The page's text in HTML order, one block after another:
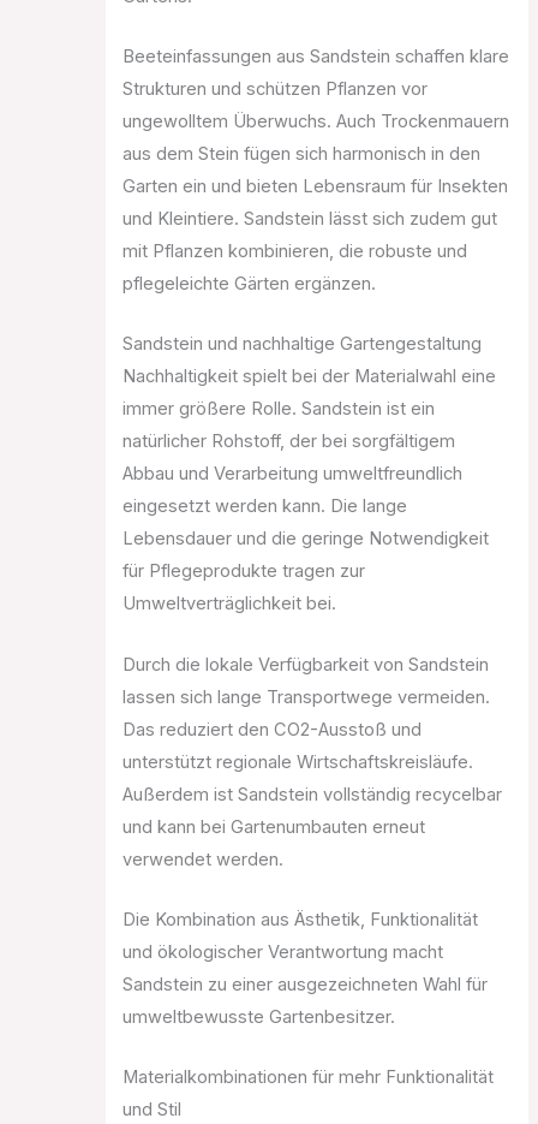
Beeteinfassungen aus Sandstein schaffen klare
Strukturen und schützen Pflanzen vor
ungewolltem Überwuchs. Auch Trockenmauern
aus dem Stein fügen sich harmonisch in den
Garten ein und bieten Lebensraum für Insekten
und Kleintiere. Sandstein lässt sich zudem gut
mit Pflanzen kombinieren, die robuste und
pflegeleichte Gärten ergänzen.
Sandstein und nachhaltige Gartengestaltung
Nachhaltigkeit spielt bei der Materialwahl eine
immer größere Rolle. Sandstein ist ein
natürlicher Rohstoff, der bei sorgfältigem
Abbau und Verarbeitung umweltfreundlich
eingesetzt werden kann. Die lange
Lebensdauer und die geringe Notwendigkeit
für Pflegeprodukte tragen zur
Umweltverträglichkeit bei.
Durch die lokale Verfügbarkeit von Sandstein
lassen sich lange Transportwege vermeiden.
Das reduziert den CO2-Ausstoß und
unterstützt regionale Wirtschaftskreisläufe.
Außerdem ist Sandstein vollständig recycelbar
und kann bei Gartenumbauten erneut
verwendet werden.
Die Kombination aus Ästhetik, Funktionalität
und ökologischer Verantwortung macht
Sandstein zu einer ausgezeichneten Wahl für
umweltbewusste Gartenbesitzer.
Materialkombinationen für mehr Funktionalität
und Stil